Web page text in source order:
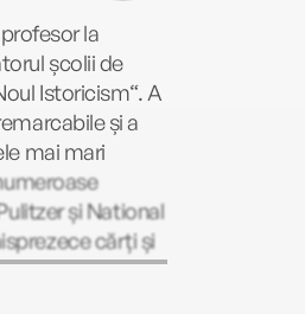
la
școlii de
Istoricism“. A
și a
mai mari
și National
cărți și
literaturii
a fost